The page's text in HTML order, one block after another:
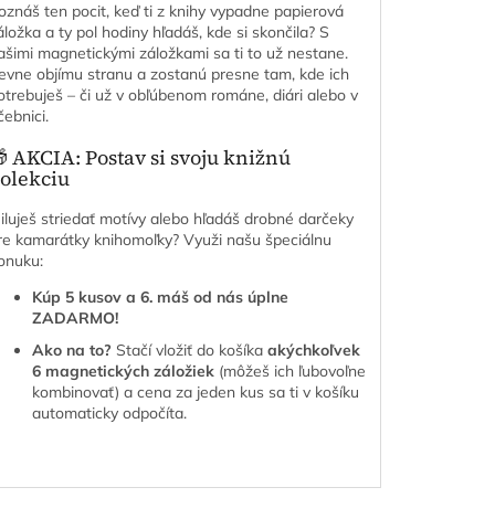
ten pocit, keď ti z knihy vypadne papierová
a ty pol hodiny hľadáš, kde si skončila? S
magnetickými záložkami sa ti to už nestane.
objímu stranu a zostanú presne tam, kde ich
– či už v obľúbenom románe, diári alebo v
AKCIA: Postav si svoju knižnú
striedať motívy alebo hľadáš drobné darčeky
kamarátky knihomoľky? Využi našu špeciálnu
Kúp 5 kusov a 6. máš od nás úplne
ZADARMO!
Ako na to? Stačí vložiť do košíka akýchkoľvek
6 magnetických záložiek(môžeš ich ľubovoľne
kombinovať) a cena za jeden kus sa ti v košíku
automaticky odpočíta.